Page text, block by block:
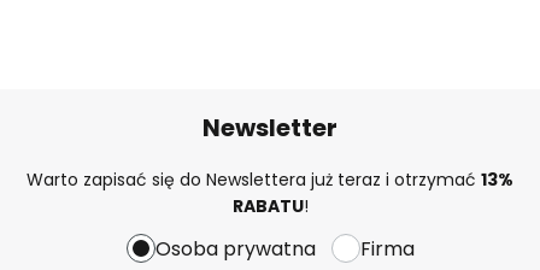
Newsletter
Warto zapisać się do Newslettera już teraz i otrzymać 13%
RABATU!
Osoba prywatna Firma